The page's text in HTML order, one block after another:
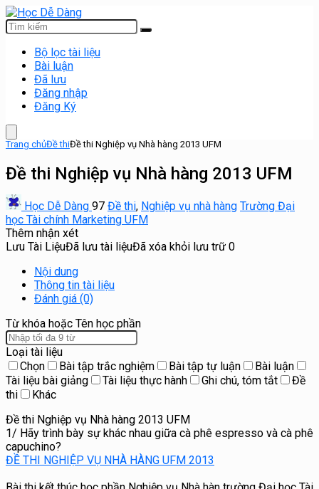
Bộ lọc tài liệu
Bài luận
Đã lưu
Đăng nhập
Đăng Ký
Trang chủĐề thiĐề thi Nghiệp vụ Nhà hàng 2013 UFM
Đề thi Nghiệp vụ Nhà hàng 2013 UFM
Học Dễ Dàng 97 Đề thi, Nghiệp vụ nhà hàng Trường Đại
học Tài chính Marketing UFM
Thêm nhận xét
Lưu Tài LiệuĐã lưu tài liệuĐã xóa khỏi lưu trữ 0
Nội dung
Thông tin tài liệu
Đánh giá (0)
Từ khóa hoặc Tên học phần
Loại tài liệu
Chọn
Bài tập trắc nghiệm Bài tập tự luận
Bài luận
Tài liệu bài giảng
Tài liệu thực hành Ghi chú, tóm tắt
Đề
thi
Khác
Đề thi Nghiệp vụ Nhà hàng 2013 UFM
1/ Hãy trình bày sự khác nhau giữa cà phê espresso và cà phê
capuchino?
ĐỀ THI NGHIỆP VỤ NHÀ HÀNG UFM 2013